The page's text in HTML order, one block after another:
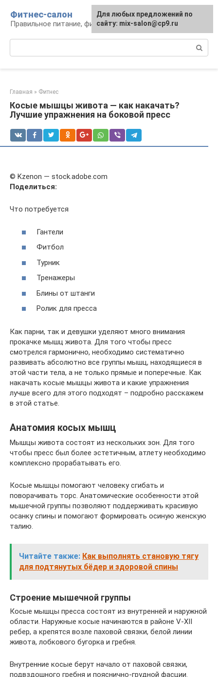
контенту
Фитнес-салон
Правильное питание, фитнес, образ жизни
Главная » Фитнес
Косые мышцы живота — как накачать?
Лучшие упражнения на боковой пресс
© Kzenon — stock.adobe.com
Поделиться:
Что потребуется
Гантели
Фитбол
Турник
Тренажеры
Блины от штанги
Ролик для пресса
Как парни, так и девушки уделяют много внимания
прокачке мышц живота. Для того чтобы пресс
смотрелся гармонично, необходимо систематично
развивать абсолютно все группы мышц, находящиеся в
этой части тела, а не только прямые и поперечные. Как
накачать косые мышцы живота и какие упражнения
лучше всего для этого подходят – подробно расскажем
в этой статье.
Анатомия косых мышц
Мышцы живота состоят из нескольких зон. Для того
чтобы пресс был более эстетичным, атлету необходимо
комплексно прорабатывать его.
Косые мышцы помогают человеку сгибать и
поворачивать торс. Анатомические особенности этой
мышечной группы позволяют поддерживать красивую
осанку спины и помогают формировать осиную женскую
талию.
Читайте также: Как выполнять становую тягу
для подтянутых бёдер и здоровой спины
Строение мышечной группы
Косые мышцы пресса состоят из внутренней и наружной
области. Наружные косые начинаются в районе V-XII
ребер, а крепятся возле паховой связки, белой линии
живота, лобкового бугорка и гребня.
Внутренние косые берут начало от паховой связки,
подвздошного гребня и пояснично-грудной фасции.
Для любых предложений по
сайту: mix-salon@cp9.ru